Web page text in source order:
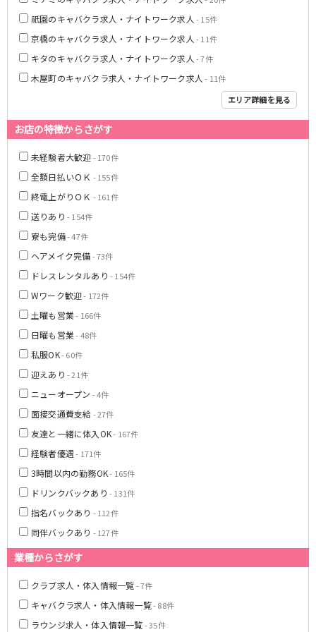
祇園のキャバクラ求人・ナイトワーク求人 - 15件
京橋のキャバクラ求人・ナイトワーク求人 - 11件
キタのキャバクラ求人・ナイトワーク求人 - 7件
木屋町のキャバクラ求人・ナイトワーク求人 - 11件
エリア詳細を見る
お店の特徴からさがす
未経験者大歓迎- 170件
全額日払いＯＫ - 155件
終電上がりＯＫ - 161件
送りあり - 154件
寮も完備- 47件
ヘアメイク完備- 73件
ドレスレンタルあり - 154件
Wワーク歓迎- 172件
土曜も営業- 166件
日曜も営業- 48件
私服OK- 60件
迎えあり - 21件
ニューオープン - 4件
面接交通費支給- 27件
友達と一緒に体入OK- 167件
経験者優遇- 171件
3時間以内の勤務OK- 165件
ドリンクバックあり - 131件
指名バックあり - 112件
同伴バックあり - 127件
業種からさがす
クラブ求人・体入情報一覧- 7件
キャバクラ求人・体入情報一覧- 88件
ラウンジ求人・体入情報一覧- 35件
和歌山駅
瀬田駅
阪急神戸本線
神戸三宮駅
近鉄大阪線
近鉄八尾駅
南海高野線(りんかんサンライン)
堺東駅
Osaka Metro谷町線
東梅田駅
守口駅
JR山陽本線(神戸線)(神戸～姫路)
姫路駅
明石駅
神戸駅
山陽電鉄本線
山陽姫路駅
播磨町駅
山陽明石駅